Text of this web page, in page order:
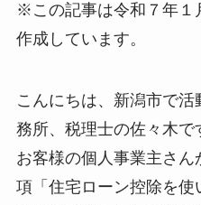
※この記事は令和７年１
作成しています。
こんにちは、新潟市で
務所、税理士の佐々木で
お客様の個人事業主さ
項「住宅ローン控除を使